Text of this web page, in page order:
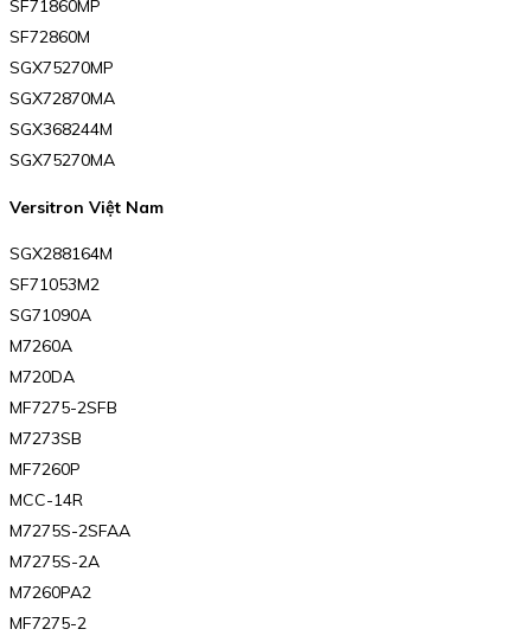
SF71860MP
SF72860M
SGX75270MP
SGX72870MA
SGX368244M
SGX75270MA
Versitron Việt Nam
SGX288164M
SF71053M2
SG71090A
M7260A
M720DA
MF7275-2SFB
M7273SB
MF7260P
MCC-14R
M7275S-2SFAA
M7275S-2A
M7260PA2
MF7275-2